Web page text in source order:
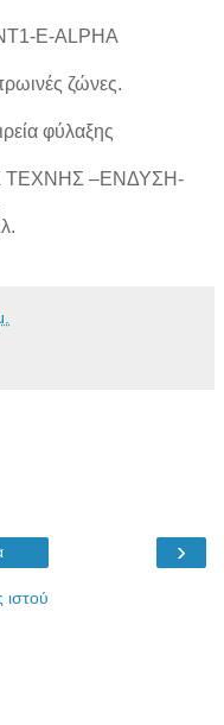
Ε-ΑLPHA
ζώνες.
φύλαξης
ΤΕΧΝΗΣ –ΕΝΔΥΣΗ-
›